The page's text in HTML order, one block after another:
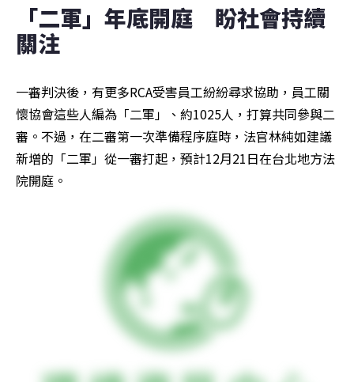
「二軍」年底開庭　盼社會持續
關注
一審判決後，有更多RCA受害員工紛紛尋求協助，員工關
懷協會這些人編為「二軍」、約1025人，打算共同參與二
審。不過，在二審第一次準備程序庭時，法官林純如建議
新增的「二軍」從一審打起，預計12月21日在台北地方法
院開庭。